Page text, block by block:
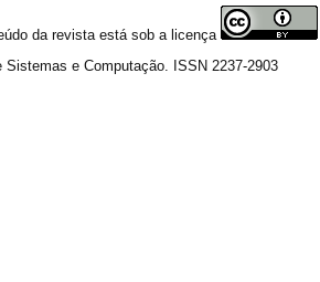
da revista está sob a licença
Sistemas e Computação. ISSN 2237-2903